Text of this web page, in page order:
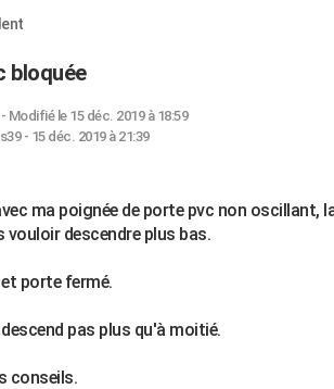
bloquée
Modifié le 15 déc. 2019 à 18:59
- 15 déc. 2019 à 21:39
ma poignée de porte pvc non oscillant,
vouloir descendre plus bas.
porte fermé.
pas plus qu'à moitié.
conseils.